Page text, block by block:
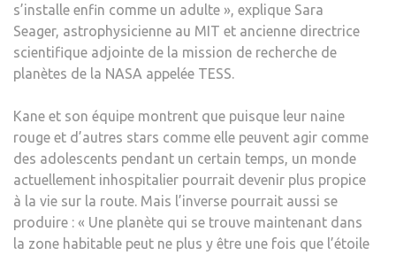
s’installe enfin comme un adulte », explique Sara
Seager, astrophysicienne au MIT et ancienne directrice
scientifique adjointe de la mission de recherche de
planètes de la NASA appelée TESS.
Kane et son équipe montrent que puisque leur naine
rouge et d’autres stars comme elle peuvent agir comme
des adolescents pendant un certain temps, un monde
actuellement inhospitalier pourrait devenir plus propice
à la vie sur la route. Mais l’inverse pourrait aussi se
produire : « Une planète qui se trouve maintenant dans
la zone habitable peut ne plus y être une fois que l’étoile